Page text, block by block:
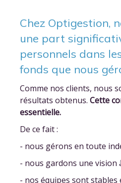
Chez Optigestion,
une part
personnels dans
fonds que nous
Comme nos clients, nous
résultats obtenus. Cette
essentielle.
De ce fait :
- nous gérons en toute
- nous gardons une vision
- nos équipes sont stables